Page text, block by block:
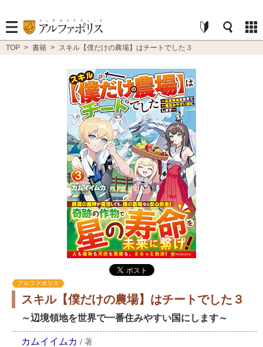
TOP > 書籍 > スキル【僕だけの農場】はチートでした３
アルファポリス
スキル【僕だけの農場】はチートでした３
～辺境領地を世界で一番住みやすい国にします～
カムイイムカ / 著